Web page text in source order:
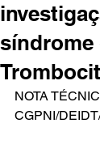
síndrome
NOTA
CGPNI/